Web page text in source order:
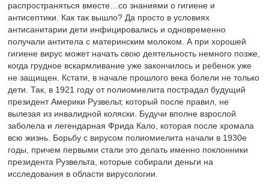
распространяться вместе…со знаниями о гигиене и
антисептики. Как так вышло? Да просто в условиях
антисанитарии дети инфицировались и одновременно
получали антитела с материнским молоком. А при хорошей
гигиене вирус может начать свою деятельность немного позже,
когда грудное вскармливание уже закончилось и ребенок уже
не защищен. Кстати, в начале прошлого века болели не только
дети. Так, в 1921 году от полиомиелита пострадал будущий
президент Америки Рузвельт, который после правил, не
вылезая из инвалидной коляски. Будучи вполне взрослой
заболела и легендарная Фрида Кало, которая после хромала
всю жизнь. Борьбу с вирусом полиомиелита начали в 1930е
годы, причем первыми стали это делать именно поклонники
президента Рузвельта, которые собирали деньги на
исследования в области вирусологии.